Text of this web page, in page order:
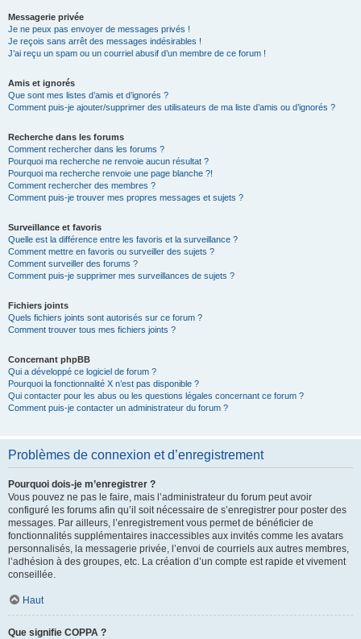
Messagerie privée
Je ne peux pas envoyer de messages privés !
Je reçois sans arrêt des messages indésirables !
J’ai reçu un spam ou un courriel abusif d’un membre de ce forum !
Amis et ignorés
Que sont mes listes d’amis et d’ignorés ?
Comment puis-je ajouter/supprimer des utilisateurs de ma liste d’amis ou d’ignorés ?
Recherche dans les forums
Comment rechercher dans les forums ?
Pourquoi ma recherche ne renvoie aucun résultat ?
Pourquoi ma recherche renvoie une page blanche ?!
Comment rechercher des membres ?
Comment puis-je trouver mes propres messages et sujets ?
Surveillance et favoris
Quelle est la différence entre les favoris et la surveillance ?
Comment mettre en favoris ou surveiller des sujets ?
Comment surveiller des forums ?
Comment puis-je supprimer mes surveillances de sujets ?
Fichiers joints
Quels fichiers joints sont autorisés sur ce forum ?
Comment trouver tous mes fichiers joints ?
Concernant phpBB
Qui a développé ce logiciel de forum ?
Pourquoi la fonctionnalité X n’est pas disponible ?
Qui contacter pour les abus ou les questions légales concernant ce forum ?
Comment puis-je contacter un administrateur du forum ?
Problèmes de connexion et d’enregistrement
Pourquoi dois-je m’enregistrer ?
Vous pouvez ne pas le faire, mais l’administrateur du forum peut avoir
configuré les forums afin qu’il soit nécessaire de s’enregistrer pour poster des
messages. Par ailleurs, l’enregistrement vous permet de bénéficier de
fonctionnalités supplémentaires inaccessibles aux invités comme les avatars
personnalisés, la messagerie privée, l’envoi de courriels aux autres membres,
l’adhésion à des groupes, etc. La création d’un compte est rapide et vivement
conseillée.
Haut
Que signifie COPPA ?